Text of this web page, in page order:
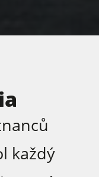
každý